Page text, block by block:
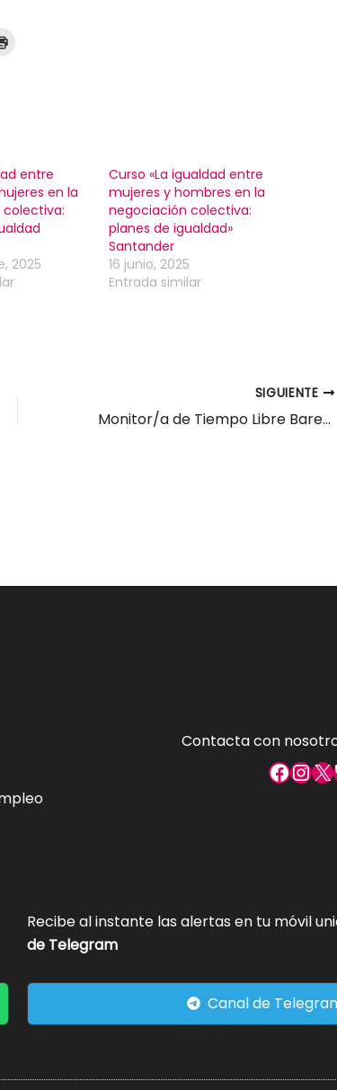
entre
en la
2025
Curso «La igualdad entre
mujeres y hombres en la
negociación colectiva:
planes de igualdad»
Santander
16 junio, 2025
Entrada similar
SIGUIENTE
Monitor/a de Tiempo Libre Bareyo
Contacta con
X
Recibe al instante las alertas en tu móvil
de Telegram
Canal de